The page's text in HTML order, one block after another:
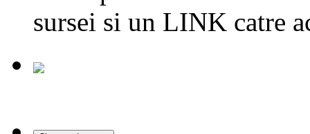
sursei si un LINK catre